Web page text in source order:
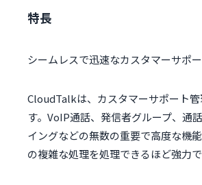
特長
シームレスで迅速なカスタマーサポ
CloudTalkは、カスタマーサポート
す。VoIP通話、発信者グループ、通
イングなどの無数の重要で高度な機
の複雑な処理を処理できるほど強力で